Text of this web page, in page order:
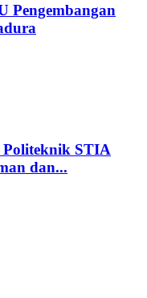
Pengembangan
STIA
dan...